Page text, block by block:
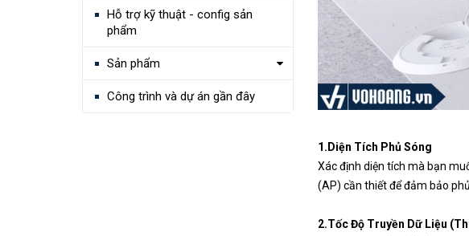
1.Diện Tích Phủ Sóng
Xác định diện tích mà bạn
(AP) cần thiết để đảm bảo
2.Tốc Độ Truyền Dữ Liệu
Hỗ trợ kỹ thuật - config sản
phẩm
Sản phẩm
Công trình và dự án gần đây